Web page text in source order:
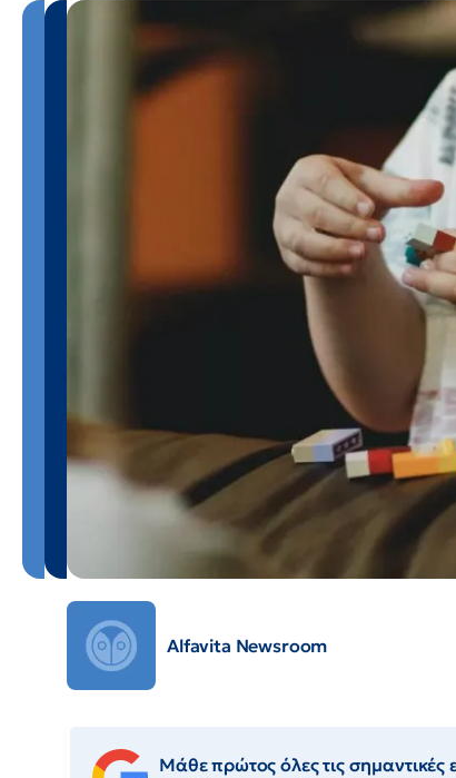
Alfavita Newsroom
Μάθε πρώτος όλες τις